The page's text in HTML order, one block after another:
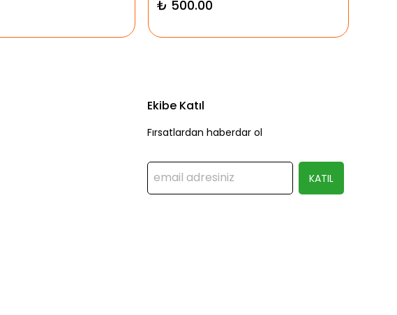
₺ 500.00
Ekibe Katıl
Fırsatlardan haberdar ol
KATIL